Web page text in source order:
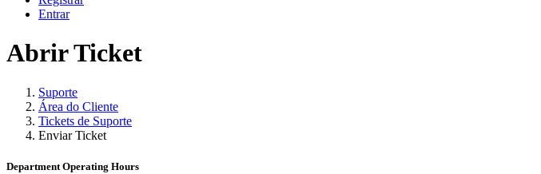
Entrar
Abrir Ticket
Suporte
Área do Cliente
Tickets de Suporte
Enviar Ticket
Department Operating Hours